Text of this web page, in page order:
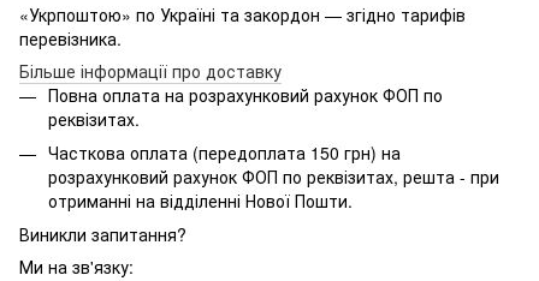
«Укрпоштою» по Україні та закордон — згідно тарифів
перевізника.
Більше інформації про доставку
Повна оплата на розрахунковий рахунок ФОП по
реквізитах.
Часткова оплата (передоплата 150 грн) на
розрахунковий рахунок ФОП по реквізитах, решта - при
отриманні на відділенні Нової Пошти.
Виникли запитання?
Ми на зв'язку: